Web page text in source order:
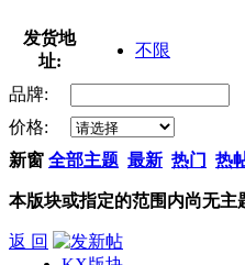
发货地
址:
不限
品牌:
价格:
新窗 全部主题 最新 热门 热
本版块或指定的范围内尚无主
返 回